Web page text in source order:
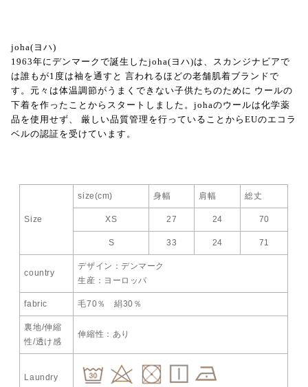
joha(ヨハ)
1963年にデンマークで誕生したjoha(ヨハ)は、スカンジナビアで
は誰もが1度は袖を通すと 言われるほどの老舗肌着ブランドで
す。元々は体温調節がうまくできない子供たちのために ウールの
下着を作ったことからスタートしました。johaのウールは化学薬
品を使用せず、 厳しい品質管理を行っていることからEUのエコラ
ベルの認証を受けています。
Size
size(cm) 身幅 肩幅 総丈
XS 27 24 70
S 33 24 71
country
デザイン：デンマーク
生産：ヨーロッパ
fabric 毛70％ 絹30％
裏地/伸縮
性/透け感
伸縮性：あり
Laundry